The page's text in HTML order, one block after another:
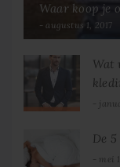
Waar koop je
augustus 1, 2017
Wat
De
mei